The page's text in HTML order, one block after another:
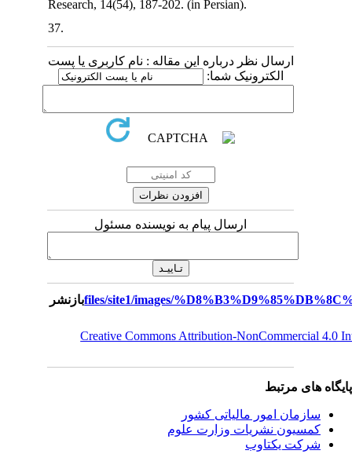
Research, 14(54), 187-202. (in Persian).
37.
ارسال نظر درباره این مقاله : نام کاربری یا پست
الکترونیک شما:
ارسال پیام به نویسنده مسئول
بازنشر
Creative Commons Attribution-NonCommercial 4.0
های مرتبط
سازمان امور مالياتی کشور
کمسیون نشریات وزارت علوم
شرکت یکتاوب